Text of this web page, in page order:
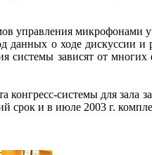
управления микрофонами
о ходе дискуссии и
зависят от
конгресс-системы для
срок и в июле 2003 г.